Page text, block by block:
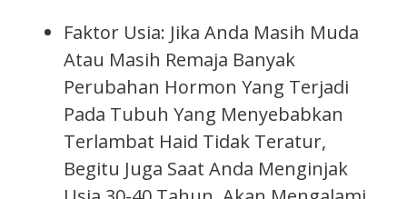
Faktor Usia: Jika Anda Masih Muda
Atau Masih Remaja Banyak
Perubahan Hormon Yang Terjadi
Pada Tubuh Yang Menyebabkan
Terlambat Haid Tidak Teratur,
Begitu Juga Saat Anda Menginjak